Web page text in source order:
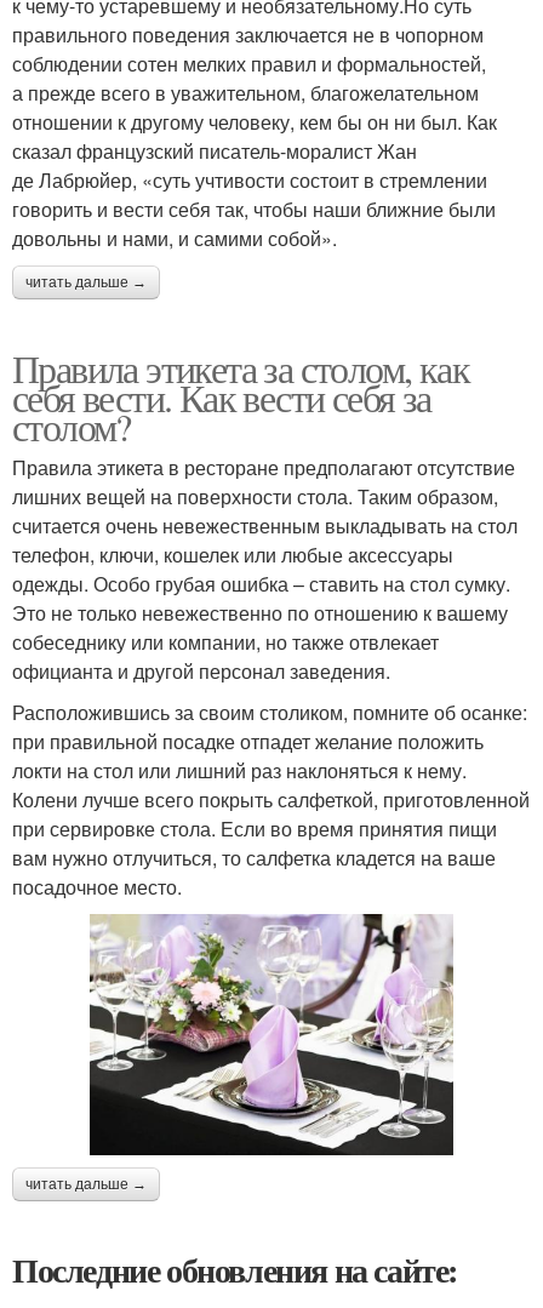
правильного поведения заключается не в чопорном
соблюдении сотен мелких правил и формальностей,
а прежде всего в уважительном, благожелательном
отношении к другому человеку, кем бы он ни был. Как
сказал французский писатель-моралист Жан
де Лабрюйер, «суть учтивости состоит в стремлении
говорить и вести себя так, чтобы наши ближние были
довольны и нами, и самими собой».
читать дальше →
Правила этикета за столом, как
себя вести. Как вести себя за
столом?
Правила этикета в ресторане предполагают отсутствие
лишних вещей на поверхности стола. Таким образом,
считается очень невежественным выкладывать на стол
телефон, ключи, кошелек или любые аксессуары
одежды. Особо грубая ошибка – ставить на стол сумку.
Это не только невежественно по отношению к вашему
собеседнику или компании, но также отвлекает
официанта и другой персонал заведения.
Расположившись за своим столиком, помните об осанке:
при правильной посадке отпадет желание положить
локти на стол или лишний раз наклоняться к нему.
Колени лучше всего покрыть салфеткой, приготовленной
при сервировке стола. Если во время принятия пищи
вам нужно отлучиться, то салфетка кладется на ваше
посадочное место.
читать дальше →
Последние обновления на сайте: